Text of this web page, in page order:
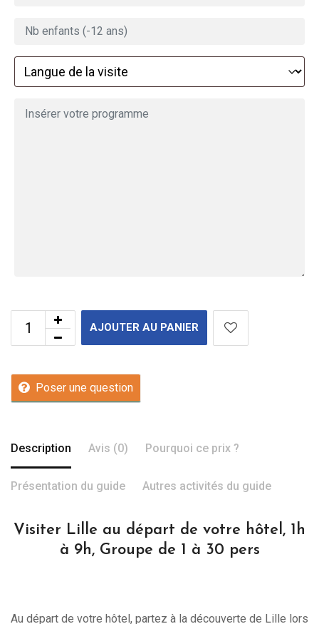
AJOUTER AU PANIER
Poser une question
Description Avis (0) Pourquoi ce prix ?
Présentation du guide Autres activités du guide
Visiter Lille au départ de votre hôtel, 1h
à 9h, Groupe de 1 à 30 pers
Au départ de votre hôtel, partez à la découverte de Lille lors